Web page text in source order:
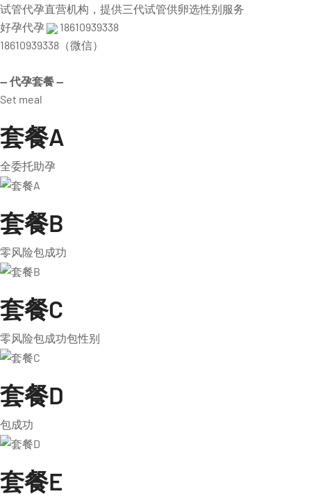
试管代孕直营机构，提供三代试管供卵选性别服务
好孕代孕
18610939338
18610939338（微信）
— 代孕套餐 —
Set meal
套餐A
全委托助孕
套餐B
零风险包成功
套餐C
零风险包成功包性别
套餐D
包成功
套餐E